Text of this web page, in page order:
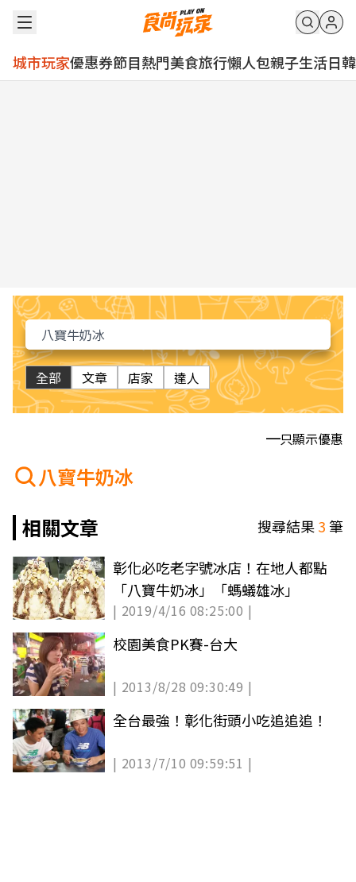
城市玩家優惠券節目熱門美食旅行懶人包親子生活日韓
全部 文章 店家 達人
只顯示優惠
八寶牛奶冰
相關文章
搜尋結果3筆
彰化必吃老字號冰店！在地人都點
「八寶牛奶冰」「螞蟻雄冰」
| 2019/4/16 08:25:00 |
校園美食PK賽-台大
| 2013/8/28 09:30:49 |
全台最強！彰化街頭小吃追追追！
| 2013/7/10 09:59:51 |